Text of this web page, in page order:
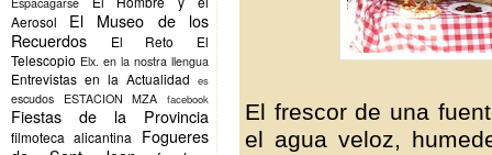
Aerosol
El Museo de los
Recuerdos
El Reto
El
Telescopio Elx. en la nostra llengua
Entrevistas en la Actualidad es
escudos ESTACION MZA facebook
Fiestas de la Provincia
filmoteca alicantina
Fogueres
El frescor de una
el agua veloz,